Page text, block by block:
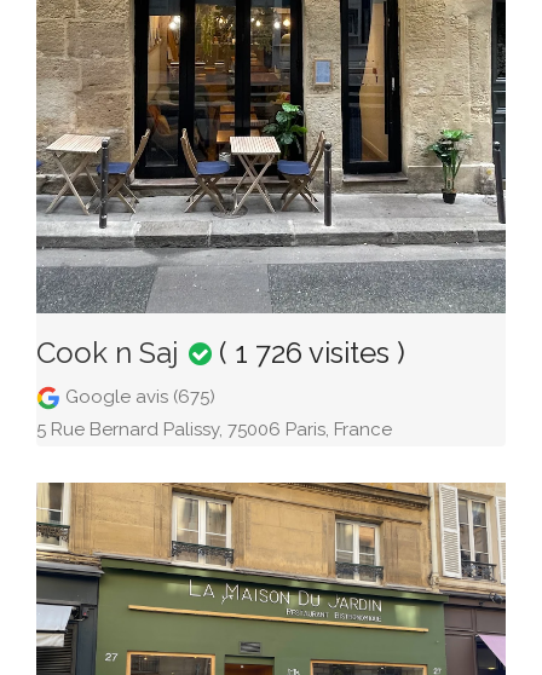
Cook n Saj ( 1 726 visites )
Google avis (675)
5 Rue Bernard Palissy, 75006 Paris, France